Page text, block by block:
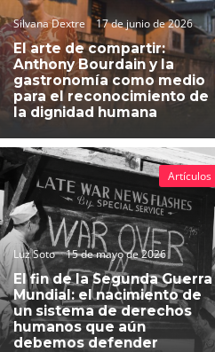
Silvana Dextre 17 de junio de 2026
El arte de compartir:
Anthony Bourdain y la
gastronomía como medio
para el reconocimiento de
la dignidad humana
Luz Soto 15 de mayo de 2026
El fin de la Segunda Guerra
Mundial: el nacimiento de
un sistema de derechos
humanos que aún
debemos defender
Artículos